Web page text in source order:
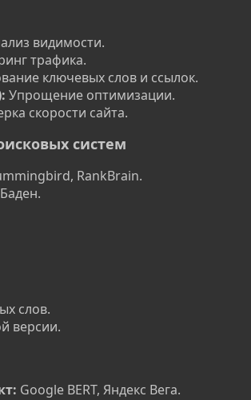
видимости.
трафика.
ключевых слов и ссылок.
Упрощение оптимизации.
скорости сайта.
систем
RankBrain.
слов.
версии.
Google BERT, Яндекс Вега.